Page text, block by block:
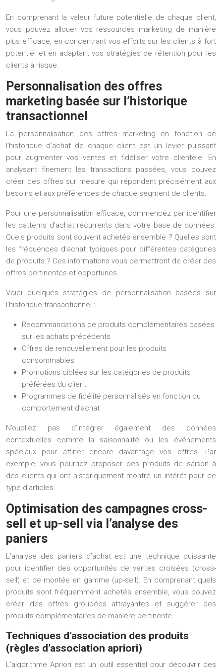
En comprenant la valeur future potentielle de chaque client,
vous pouvez allouer vos ressources marketing de manière
plus efficace, en concentrant vos efforts sur les clients à fort
potentiel et en adaptant vos stratégies de rétention pour les
clients à risque.
Personnalisation des offres
marketing basée sur l’historique
transactionnel
La personnalisation des offres marketing en fonction de
l’historique d’achat de chaque client est un levier puissant
pour augmenter vos ventes et fidéliser votre clientèle. En
analysant finement les transactions passées, vous pouvez
créer des offres sur mesure qui répondent précisément aux
besoins et aux préférences de chaque segment de clients.
Pour une personnalisation efficace, commencez par identifier
les patterns d’achat récurrents dans votre base de données.
Quels produits sont souvent achetés ensemble ? Quelles sont
les fréquences d’achat typiques pour différentes catégories
de produits ? Ces informations vous permettront de créer des
offres pertinentes et opportunes.
Voici quelques stratégies de personnalisation basées sur
l’historique transactionnel :
Recommandations de produits complémentaires basées
sur les achats précédents
Offres de renouvellement pour les produits
consommables
Promotions ciblées sur les catégories de produits
préférées du client
Programmes de fidélité personnalisés en fonction du
comportement d’achat
N’oubliez pas d’intégrer également des données
contextuelles comme la saisonnalité ou les événements
spéciaux pour affiner encore davantage vos offres. Par
exemple, vous pourriez proposer des produits de saison à
des clients qui ont historiquement montré un intérêt pour ce
type d’articles.
Optimisation des campagnes cross-
sell et up-sell via l’analyse des
paniers
L’analyse des paniers d’achat est une technique puissante
pour identifier des opportunités de ventes croisées (cross-
sell) et de montée en gamme (up-sell). En comprenant quels
produits sont fréquemment achetés ensemble, vous pouvez
créer des offres groupées attrayantes et suggérer des
produits complémentaires de manière pertinente.
Techniques d’association des produits
(règles d’association apriori)
L’algorithme Apriori est un outil essentiel pour découvrir des